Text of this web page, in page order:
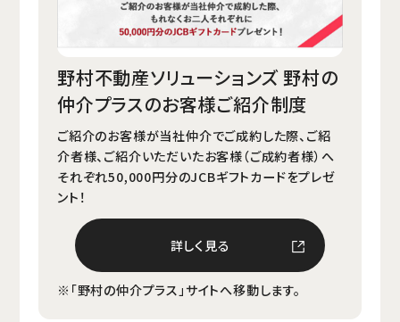
野村不動産ソリューションズ 野村の
仲介プラスのお客様ご紹介制度
ご紹介のお客様が当社仲介でご成約した際、ご紹
介者様、ご紹介いただいたお客様（ご成約者様）へ
それぞれ50,000円分のJCBギフトカードをプレゼ
ント！
詳しく見る
※「野村の仲介プラス」サイトへ移動します。